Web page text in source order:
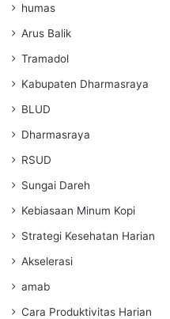
humas
Arus Balik
Tramadol
Kabupaten Dharmasraya
BLUD
Dharmasraya
RSUD
Sungai Dareh
Kebiasaan Minum Kopi
Strategi Kesehatan Harian
Akselerasi
amab
Cara Produktivitas Harian